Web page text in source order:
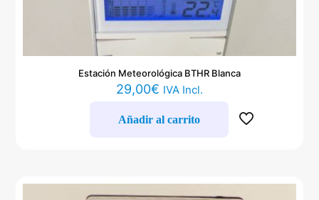
Estación Meteorológica BTHR Blanca
29,00€ IVA Incl.
Añadir al carrito